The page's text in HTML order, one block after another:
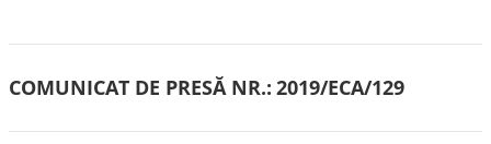
COMUNICAT DE PRESĂ NR.: 2019/ECA/129